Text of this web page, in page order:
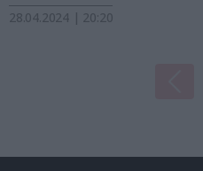
28.04.2024 | 20:20